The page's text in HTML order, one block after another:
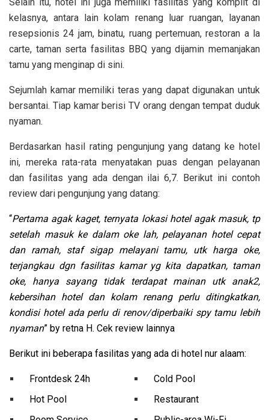
Selain itu, hotel ini juga memiliki fasilitas yang komplit di
kelasnya, antara lain kolam renang luar ruangan, layanan
resepsionis 24 jam, binatu, ruang pertemuan, restoran a la
carte, taman serta fasilitas BBQ yang dijamin memanjakan
tamu yang menginap di sini.
Sejumlah kamar memiliki teras yang dapat digunakan untuk
bersantai. Tiap kamar berisi TV orang dengan tempat duduk
nyaman.
Berdasarkan hasil rating pengunjung yang datang ke hotel
ini, mereka rata-rata menyatakan puas dengan pelayanan
dan fasilitas yang ada dengan ilai 6,7. Berikut ini contoh
review dari pengunjung yang datang:
“Pertama agak kaget, ternyata lokasi hotel agak masuk, tp
setelah masuk ke dalam oke lah, pelayanan hotel cepat
dan ramah, staf sigap melayani tamu, utk harga oke,
terjangkau dgn fasilitas kamar yg kita dapatkan, taman
oke, hanya sayang tidak terdapat mainan utk anak2,
kebersihan hotel dan kolam renang perlu ditingkatkan,
kondisi hotel ada perlu di renov/diperbaiki spy tamu lebih
nyaman” by retna H. Cek review lainnya
Berikut ini beberapa fasilitas yang ada di hotel nur alaam:
Frontdesk 24h
Cold Pool
Hot Pool
Restaurant